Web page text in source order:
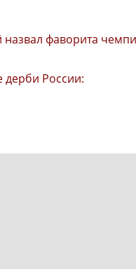
фаворита
дерби России: